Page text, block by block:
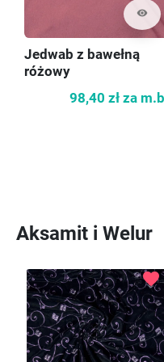
visibility
Jedwab z bawełną
różowy
98,40 zł za
Aksamit i Welur
favorite